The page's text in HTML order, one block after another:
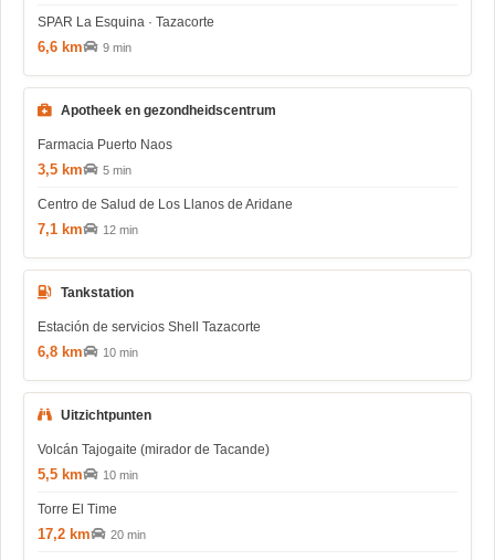
SPAR La Esquina · Tazacorte
6,6 km 9 min
Apotheek en gezondheidscentrum
Farmacia Puerto Naos
3,5 km 5 min
Centro de Salud de Los Llanos de Aridane
7,1 km 12 min
Tankstation
Estación de servicios Shell Tazacorte
6,8 km 10 min
Uitzichtpunten
Volcán Tajogaite (mirador de Tacande)
5,5 km 10 min
Torre El Time
17,2 km 20 min